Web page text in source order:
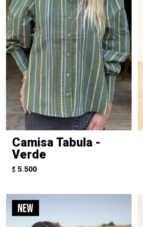
Camisa Tabula -
Verde
$ 5.500